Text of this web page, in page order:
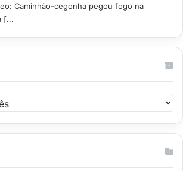
Caminhão-cegonha pegou fogo na
[...